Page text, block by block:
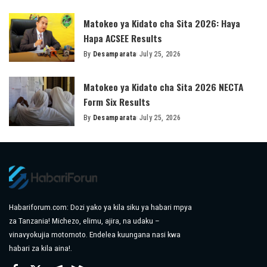
Matokeo ya Kidato cha Sita 2026: Haya
Hapa ACSEE Results
Posted
By Desamparata July 25, 2026
Matokeo ya Kidato cha Sita 2026 NECTA
Form Six Results
Posted
By Desamparata July 25, 2026
Habariforum.com: Dozi yako ya kila siku ya habari mpya
za Tanzania! Michezo, elimu, ajira, na udaku –
vinavyokujia motomoto. Endelea kuungana nasi kwa
habari za kila aina!.